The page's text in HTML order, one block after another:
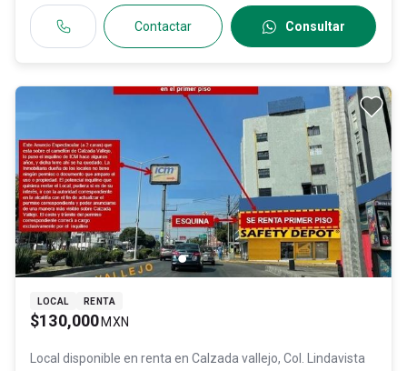
Contactar Consultar
LOCAL RENTA
$130,000 MXN
Local disponible en renta en Calzada vallejo, Col. Lindavista